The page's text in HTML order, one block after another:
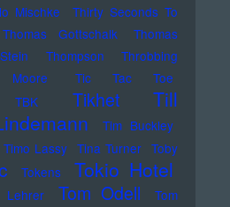
Mischke
Thirty Seconds To
Thomas Gottschalk
Thomas
Thompson
Throbbing
Moore
Tic Tac Toe
TBK
Tikhet
Till
Tim Buckley
Timo Lassy Tina Turner Toby
Tokens Tokio Hotel
Lehrer Tom Odell
Tom